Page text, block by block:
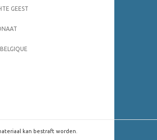
GEEST
kan bestraft worden.